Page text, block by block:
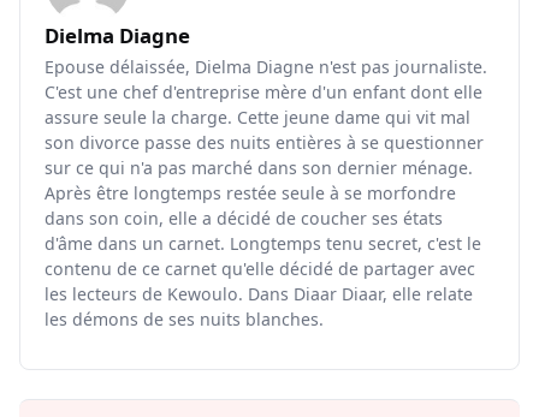
Dielma Diagne
Epouse délaissée, Dielma Diagne n'est pas journaliste.
C'est une chef d'entreprise mère d'un enfant dont elle
assure seule la charge. Cette jeune dame qui vit mal
son divorce passe des nuits entières à se questionner
sur ce qui n'a pas marché dans son dernier ménage.
Après être longtemps restée seule à se morfondre
dans son coin, elle a décidé de coucher ses états
d'âme dans un carnet. Longtemps tenu secret, c'est le
contenu de ce carnet qu'elle décidé de partager avec
les lecteurs de Kewoulo. Dans Diaar Diaar, elle relate
les démons de ses nuits blanches.